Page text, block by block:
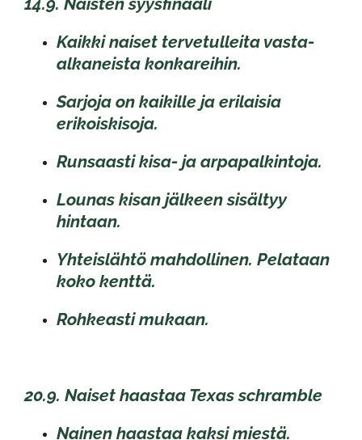
Kaikki naiset tervetulleita vasta-
alkaneista konkareihin.
Sarjoja on kaikille ja erilaisia
erikoiskisoja.
Runsaasti kisa- ja arpapalkintoja.
Lounas kisan jälkeen sisältyy
hintaan.
Yhteislähtö mahdollinen. Pelataan
koko kenttä.
Rohkeasti mukaan.
20.9. Naiset haastaa Texas schramble
Nainen haastaa kaksi miestä.